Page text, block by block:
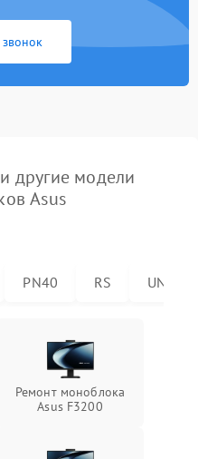
звонок
другие модели
Asus
PN40 RS UN
Ремонт моноблока
Asus F3200